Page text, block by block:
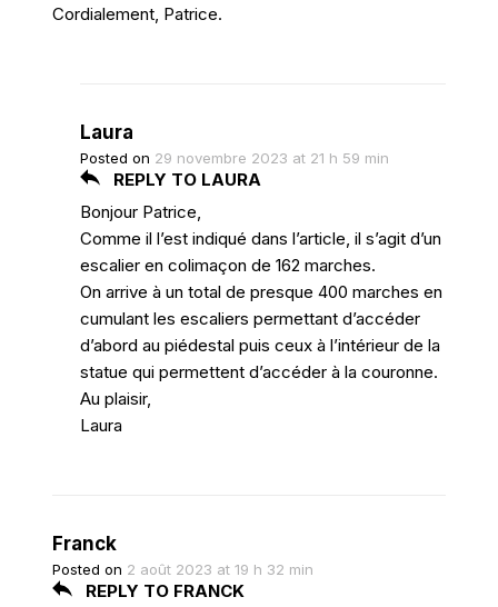
Cordialement, Patrice.
Laura
Posted on 29 novembre 2023 at 21 h 59 min
REPLY TO LAURA
Bonjour Patrice,
Comme il l’est indiqué dans l’article, il s’agit d’un
escalier en colimaçon de 162 marches.
On arrive à un total de presque 400 marches en
cumulant les escaliers permettant d’accéder
d’abord au piédestal puis ceux à l’intérieur de la
statue qui permettent d’accéder à la couronne.
Au plaisir,
Laura
Franck
Posted on 2 août 2023 at 19 h 32 min
REPLY TO FRANCK